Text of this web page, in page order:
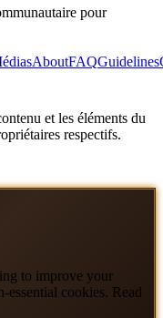
pour
AboutFAQGuidelines
et les éléments du
respectifs.
to improve your
essential cookies. Read